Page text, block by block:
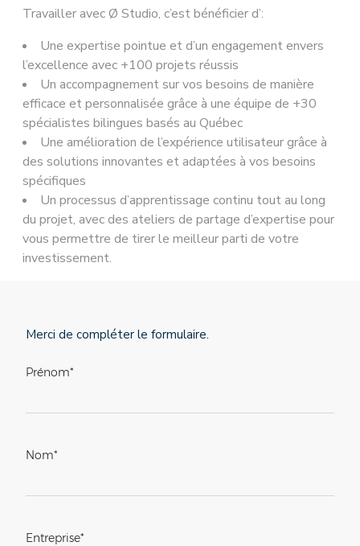
Travailler avec Ø Studio, c’est bénéficier d’:
Une expertise pointue et d’un engagement envers
l’excellence avec +100 projets réussis
Un accompagnement sur vos besoins de manière
efficace et personnalisée grâce à une équipe de +30
spécialistes bilingues basés au Québec
Une amélioration de l’expérience utilisateur grâce à
des solutions innovantes et adaptées à vos besoins
spécifiques
Un processus d’apprentissage continu tout au long
du projet, avec des ateliers de partage d’expertise pour
vous permettre de tirer le meilleur parti de votre
investissement.
Merci de compléter le formulaire.
Prénom*
Nom*
Entreprise*